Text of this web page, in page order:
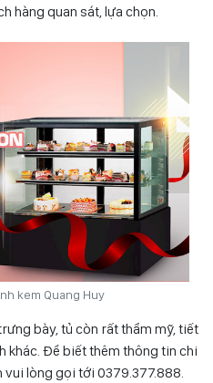
hàng quan sát, lựa chọn.
kem Quang Huy
bày, tủ còn rất thẩm mỹ, tiết
khác. Để biết thêm thông tin chi
vui lòng gọi tới 0379.377.888.